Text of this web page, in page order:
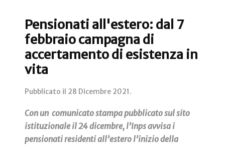
Pensionati all'estero: dal 7
febbraio campagna di
accertamento di esistenza in
vita
Pubblicato il 28 Dicembre 2021.
Con un comunicato stampa pubblicato sul sito
istituzionale il 24 dicembre, l’Inps avvisa i
pensionati residenti all’estero l’inizio della